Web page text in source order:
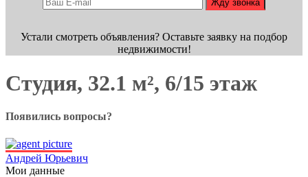
Устали смотреть объявления? Оставьте заявку на подбор
недвижимости!
Студия, 32.1 м², 6/15 этаж
Появились вопросы?
Андрей Юрьевич
Мои данные